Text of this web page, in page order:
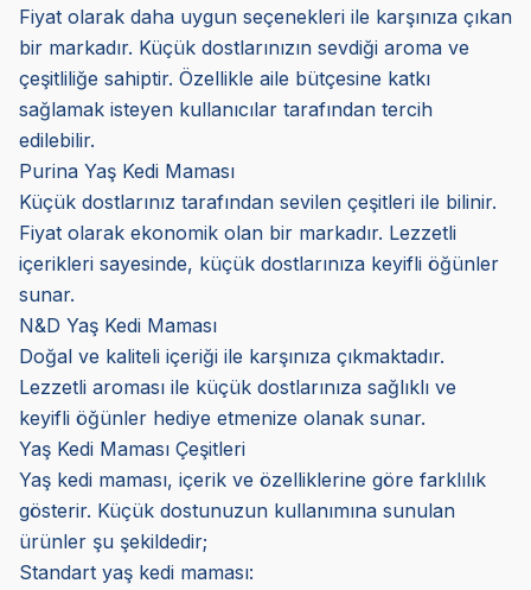
Fiyat olarak daha uygun seçenekleri ile karşınıza çıkan
bir markadır. Küçük dostlarınızın sevdiği aroma ve
çeşitliliğe sahiptir. Özellikle aile bütçesine katkı
sağlamak isteyen kullanıcılar tarafından tercih
edilebilir.
Purina Yaş Kedi Maması
Küçük dostlarınız tarafından sevilen çeşitleri ile bilinir.
Fiyat olarak ekonomik olan bir markadır. Lezzetli
içerikleri sayesinde, küçük dostlarınıza keyifli öğünler
sunar.
N&D Yaş Kedi Maması
Doğal ve kaliteli içeriği ile karşınıza çıkmaktadır.
Lezzetli aroması ile küçük dostlarınıza sağlıklı ve
keyifli öğünler hediye etmenize olanak sunar.
Yaş Kedi Maması Çeşitleri
Yaş kedi maması, içerik ve özelliklerine göre farklılık
gösterir. Küçük dostunuzun kullanımına sunulan
ürünler şu şekildedir;
Standart yaş kedi maması: